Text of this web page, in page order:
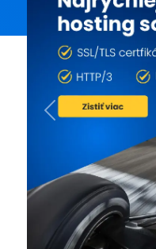
Previous